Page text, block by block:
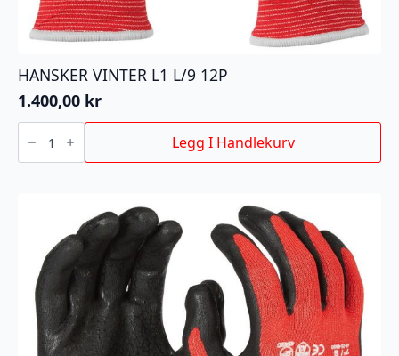
HANSKER VINTER L1 L/9 12P
1.400,00 kr
HANSKER
VINTER
L/9
Legg I Handlekurv